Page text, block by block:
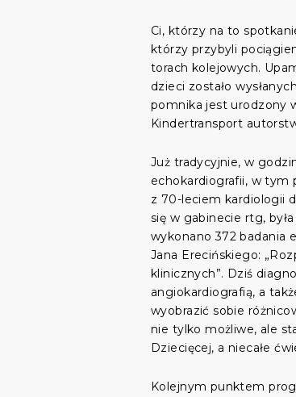
Ci, którzy na to
którzy przybyli
torach kolejowych.
dzieci zostało
pomnika jest urodzony
Kindertransport
Już tradycyjnie, w
echokardiografii, w tym
z 70-leciem kardiologii
się w gabinecie rtg,
wykonano 372 badania
Jana Erecińskiego:
klinicznych”. Dziś
angiokardiografią, a
wyobrazić sobie
nie tylko możliwe, ale
Dziecięcej, a niecałe
Kolejnym punktem